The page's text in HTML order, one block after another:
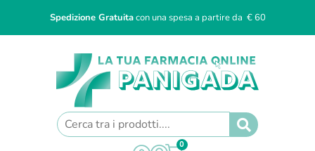
Spedizione Gratuitacon una spesa a partire da € 60
0